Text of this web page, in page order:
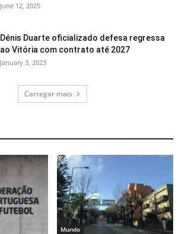
June 12, 2025
Dénis Duarte oficializado defesa regressa
ao Vitória com contrato até 2027
January 3, 2023
Carregar mais
Mundo